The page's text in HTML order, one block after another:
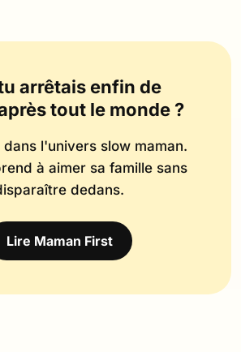
arrêtais enfin de
tout le monde ?
dans l'univers slow maman.
à aimer sa famille sans
dedans.
Lire Maman First